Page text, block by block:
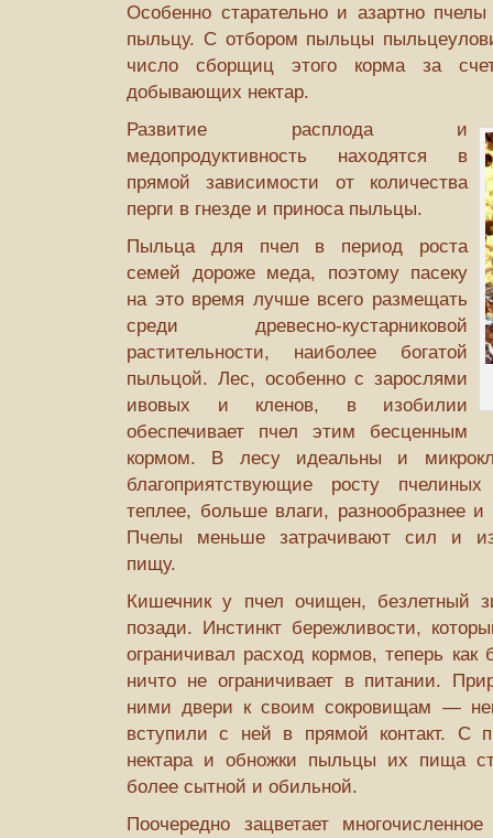
Особенно старательно и азартно
пыльцу. С отбором пыльцы
число сборщиц этого корма за
добывающих нектар.
Развитие расплода и
медопродуктивность находятся в
прямой зависимости от количества
перги в гнезде и приноса пыльцы.
Пыльца для пчел в период роста
семей дороже меда, по­этому пасеку
на это время лучше всего размещать
среди древесно-кустарниковой
растительности, наиболее богатой
пыльцой. Лес, особенно с зарослями
ивовых и кленов, в изо­билии
обеспечивает пчел этим бесценным
кормом. В лесу идеальны и
благоприятству­ющие росту
теплее, больше вла­ги, разнообразнее и
Пчелы меньше затрачивают сил и
пищу.
Кишечник у пчел очищен, безлетный
позади. Инстинкт бережливости,
ограничивал расход кормов, теперь
ничто не ограничивает в питании.
ними двери к своим сокровищам —
вступили с ней в прямой контакт. С
нектара и обножки пыльцы их пища
более сытной и обильной.
Поочередно зацветает